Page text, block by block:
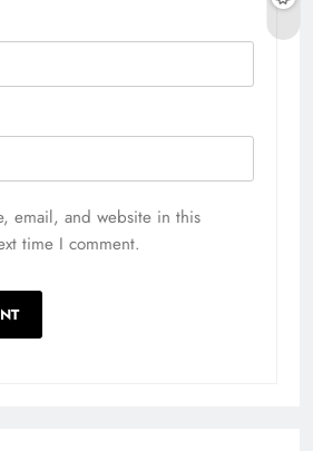
email, and website in this
time I comment.